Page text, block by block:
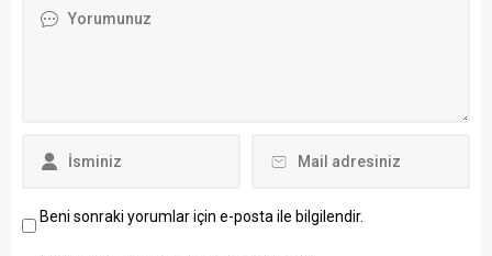
Beni sonraki yorumlar için e-posta ile bilgilendir.